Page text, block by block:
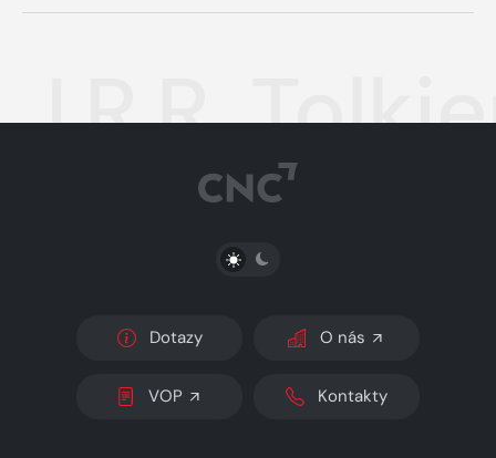
J.R.R.
PŘEPNOUT SVĚTLÝ/TMAVÝ REŽIM
Dotazy O nás
VOP Kontakty